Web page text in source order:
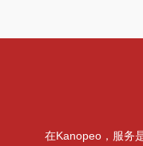
在Kanopeo，服务